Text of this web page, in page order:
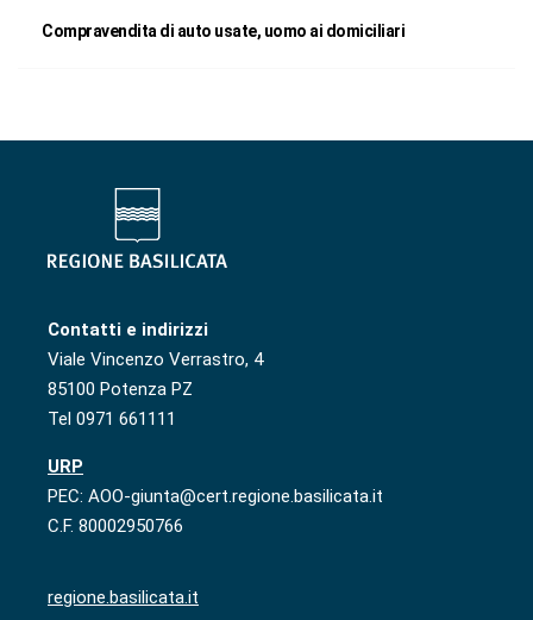
Compravendita di auto usate, uomo ai domiciliari
Contatti e indirizzi
Viale Vincenzo Verrastro, 4
85100 Potenza PZ
Tel 0971 661111
URP
PEC: AOO-giunta@cert.regione.basilicata.it
C.F. 80002950766
regione.basilicata.it